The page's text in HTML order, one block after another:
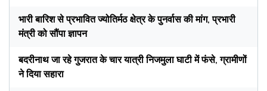
भारी बारिश से प्रभावित ज्योतिर्मठ क्षेत्र के पुनर्वास की मांग, प्रभारी
मंत्री को सौंपा ज्ञापन
बदरीनाथ जा रहे गुजरात के चार यात्री निजमुला घाटी में फंसे, ग्रामीणों
ने दिया सहारा